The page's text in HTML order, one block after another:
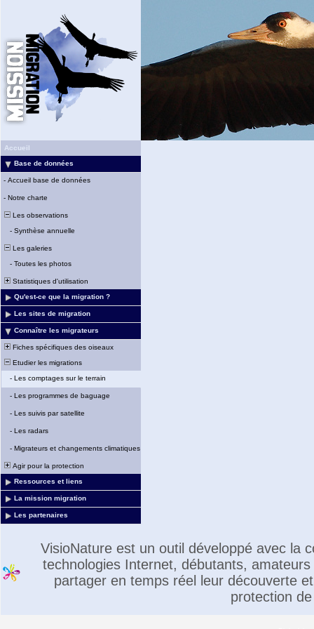
Accueil
Base de données
- Accueil base de données
- Notre charte
Les observations
- Synthèse annuelle
Les galeries
- Toutes les photos
Statistiques d'utilisation
Qu'est-ce que la migration ?
Les sites de migration
Connaître les migrateurs
Fiches spécifiques des oiseaux
Etudier les migrations
- Les comptages sur le terrain
- Les programmes de baguage
- Les suivis par satellite
- Les radars
- Migrateurs et changements climatiques
Agir pour la protection
Ressources et liens
La mission migration
Les partenaires
VisioNature est un outil développé avec la
technologies Internet, débutants,
partager en temps réel leur découverte
protection